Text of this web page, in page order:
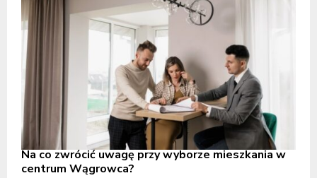
Na co zwrócić uwagę przy wyborze mieszkania w
centrum Wągrowca?